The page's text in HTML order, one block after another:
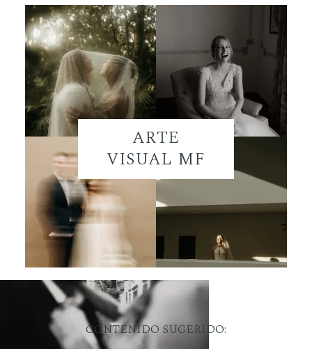
ARTE
VISUAL MF
CONTENIDO SUGERIDO: